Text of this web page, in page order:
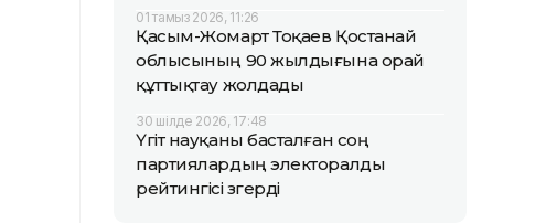
01 тамыз 2026, 11:26
Қасым-Жомарт Тоқаев Қостанай
облысының 90 жылдығына орай
құттықтау жолдады
30 шілде 2026, 17:48
Үгіт науқаны басталған соң
партиялардың электоралды
рейтингісі өзгерді